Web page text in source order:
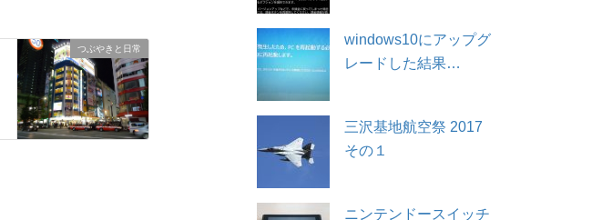
つぶやきと日常
windows10にアップグ
レードした結果…
三沢基地航空祭 2017
その１
ニンテンドースイッチ